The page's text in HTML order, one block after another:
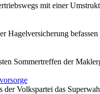
mit einer
Hagelversicherung
Sommertreffen der
Volkspartei das